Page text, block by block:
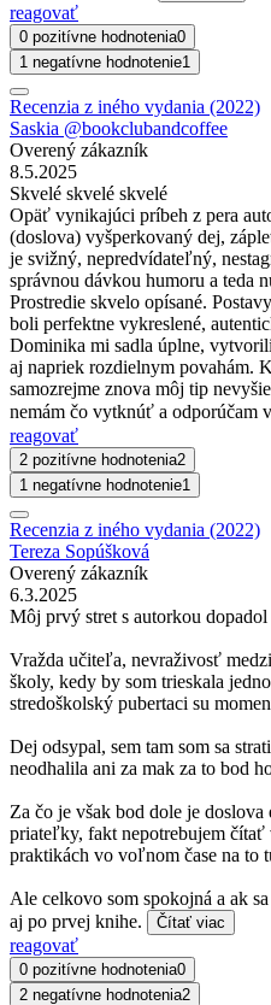
reagovať
0 pozitívne hodnotenia0
1 negatívne hodnotenie1
Recenzia z iného vydania (2022)
Saskia @bookclubandcoffee
Overený zákazník
8.5.2025
Skvelé skvelé skvelé
Opäť vynikajúci príbeh z pera
(doslova) vyšperkovaný dej,
je svižný, nepredvídateľný,
správnou dávkou humoru a teda
Prostredie skvelo opísané.
boli perfektne vykreslené,
Dominika mi sadla úplne,
aj napriek rozdielnym povahám.
samozrejme znova môj tip
nemám čo vytknúť a odporúčam
reagovať
2 pozitívne hodnotenia2
1 negatívne hodnotenie1
Recenzia z iného vydania (2022)
Tereza Sopúšková
Overený zákazník
6.3.2025
Môj prvý stret s autorkou
Vražda učiteľa, nevraživosť
školy, kedy by som trieskala
stredoškolský pubertaci su
Dej odsypal, sem tam som sa
neodhalila ani za mak za to bod
Za čo je však bod dole je
priateľky, fakt nepotrebujem čítať
praktikách vo voľnom čase na to
Ale celkovo som spokojná a ak
aj po prvej knihe.
Čítať viac
reagovať
0 pozitívne hodnotenia0
2 negatívne hodnotenia2